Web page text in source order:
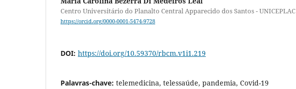
Centro Universitário do Planalto Central Apparecido dos Santos - UNICEPLAC
https://orcid.org/0000-0001-5474-9728
DOI: https://doi.org/10.59370/rbcm.v1i1.219
Palavras-chave: telemedicina, telessaúde, pandemia, Covid-19